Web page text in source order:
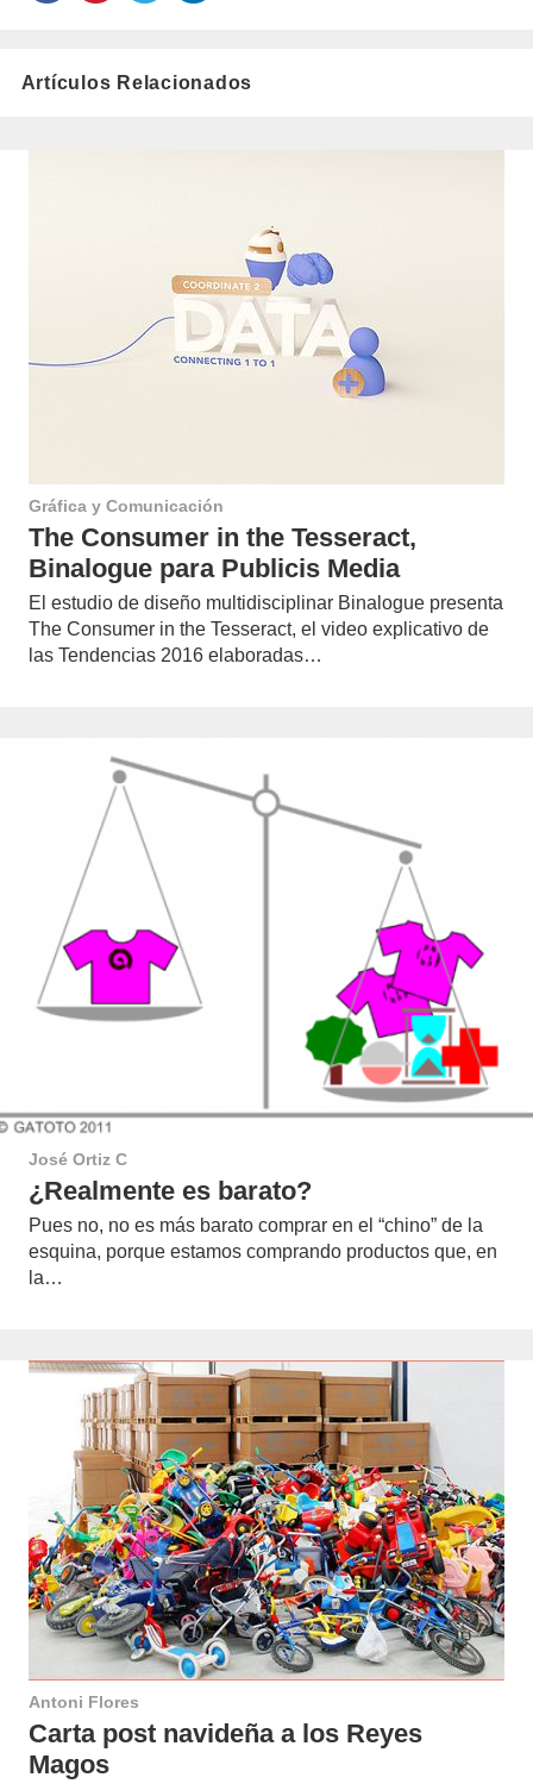
Artículos Relacionados
Gráfica y Comunicación
The Consumer in the Tesseract,
Binalogue para Publicis Media
El estudio de diseño multidisciplinar Binalogue presenta
The Consumer in the Tesseract, el video explicativo de
las Tendencias 2016 elaboradas…
José Ortiz C
¿Realmente es barato?
Pues no, no es más barato comprar en el “chino” de la
esquina, porque estamos comprando productos que, en
la…
Antoni Flores
Carta post navideña a los Reyes
Magos